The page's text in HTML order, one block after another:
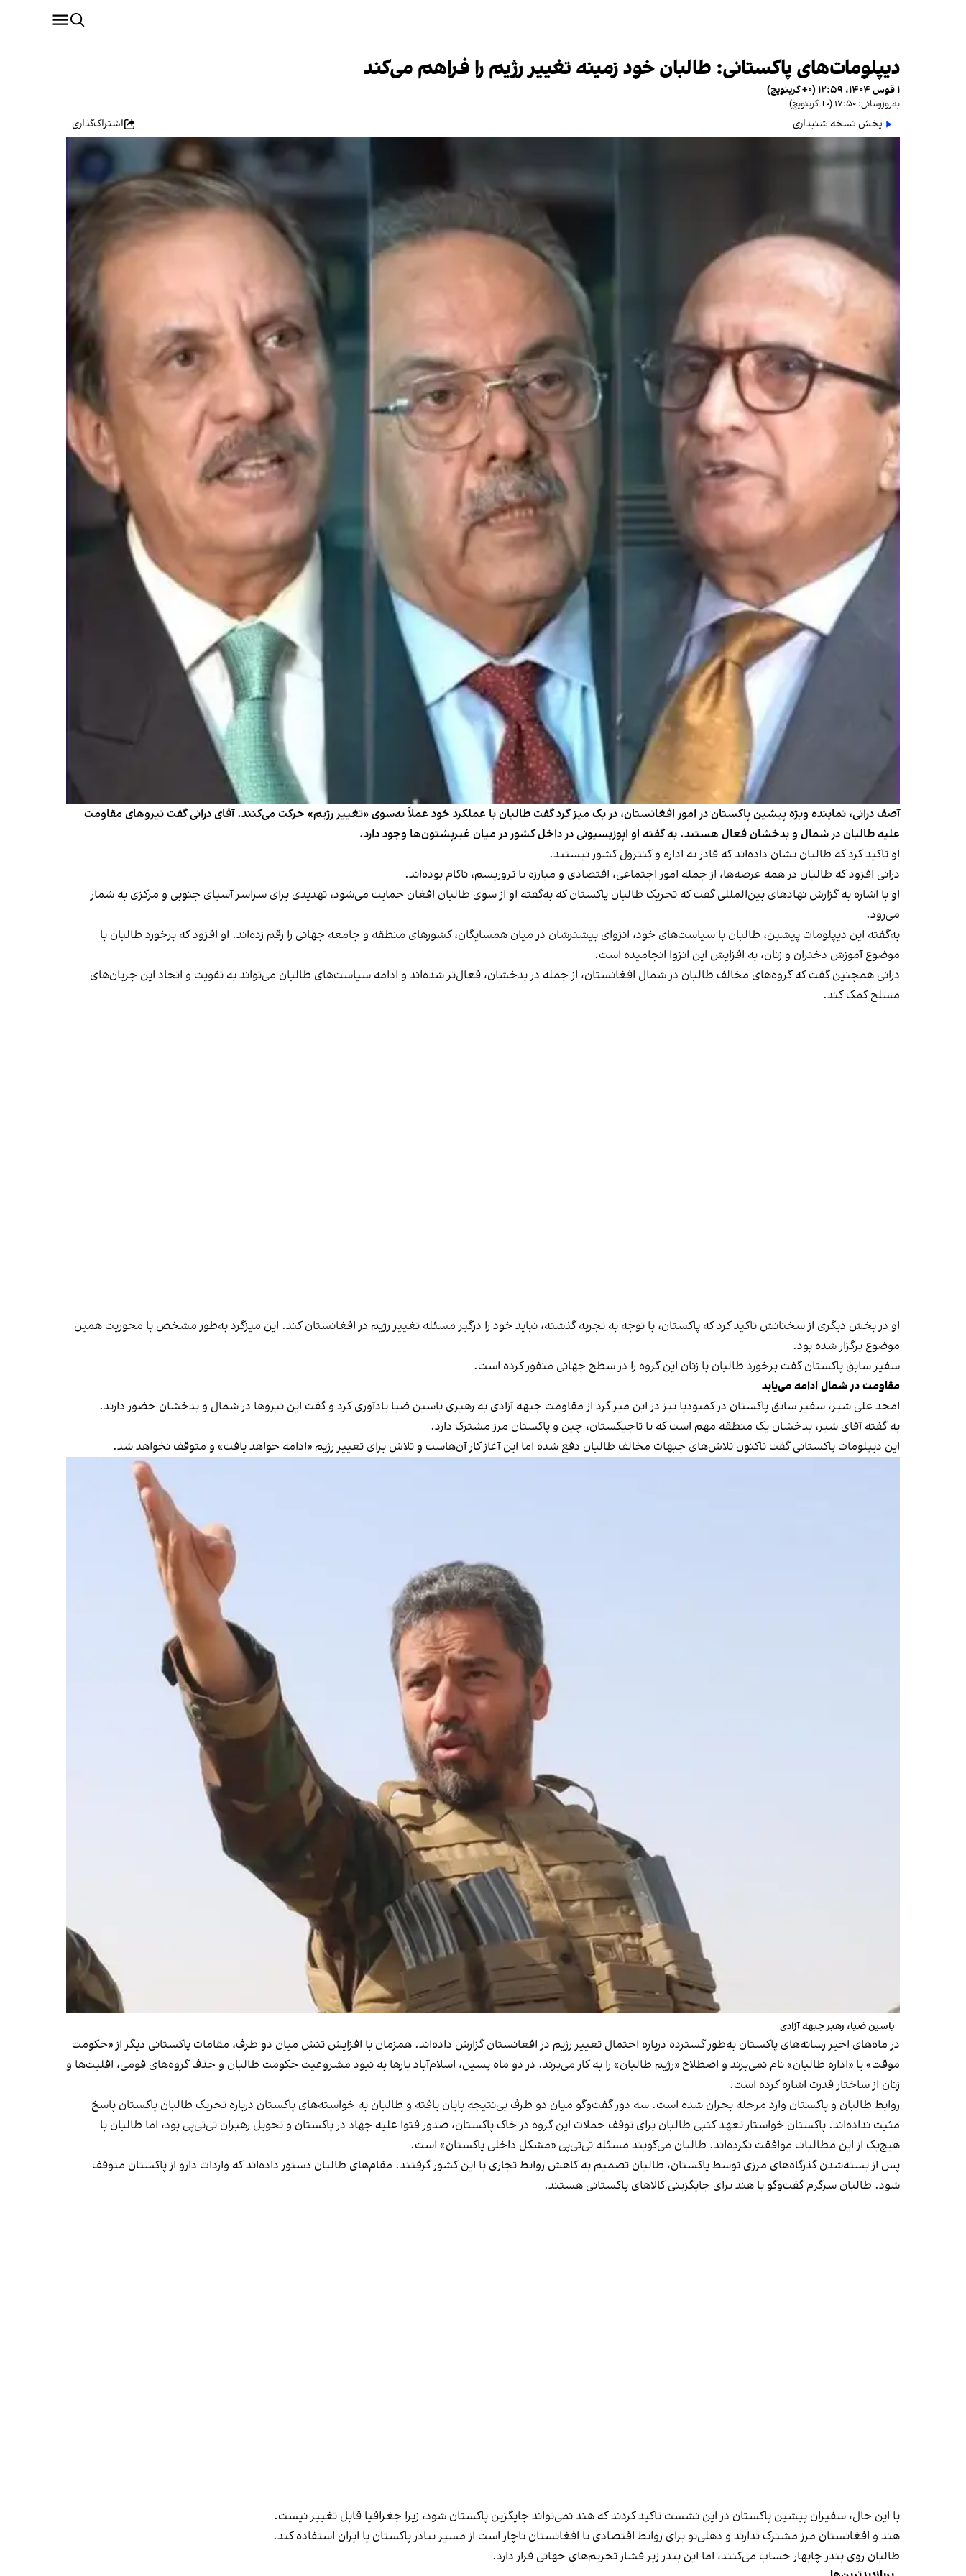
دیپلومات‌های پاکستانی: طالبان خود زمینه تغییر رژیم را فراهم می‌کند
۱ قوس ۱۴۰۴، ۱۲:۵۹ (‎+۰ گرینویچ)
به‌روزرسانی: ۱۷:۵۰ (‎+۰ گرینویچ)
پخش نسخه شنیداری اشتراک‌گذاری
آصف درانی، نماینده ویژه پیشین پاکستان در امور افغانستان، در یک میز گرد گفت طالبان با عملکرد خود عملاً به‌سوی «تغییر رژیم» حرکت می‌کنند. آقای درانی گفت نیروهای مقاومت
علیه طالبان در شمال و بدخشان فعال هستند. به گفته او اپوزیسیونی در داخل کشور در میان غیرپشتون‌ها وجود دارد.
او تاکید کرد که طالبان نشان داده‌اند که قادر به اداره و کنترول کشور نیستند.
درانی افزود که طالبان در همه عرصه‌ها، از جمله امور اجتماعی، اقتصادی و مبارزه با تروریسم، ناکام بوده‌اند.
او با اشاره به گزارش نهادهای بین‌المللی گفت که تحریک طالبان پاکستان که به‌گفته او از سوی طالبان افغان حمایت می‌شود، تهدیدی برای سراسر آسیای جنوبی و مرکزی به شمار
می‌رود.
به‌گفته این دیپلومات پیشین، طالبان با سیاست‌های خود، انزوای بیشترشان در میان همسایگان، کشورهای منطقه و جامعه جهانی را رقم زده‌اند. او افزود که برخورد طالبان با
موضوع آموزش دختران و زنان، به افزایش این انزوا انجامیده است.
درانی همچنین گفت که گروه‌های مخالف طالبان در شمال افغانستان، از جمله در بدخشان، فعال‌تر شده‌اند و ادامه سیاست‌های طالبان می‌تواند به تقویت و اتحاد این جریان‌های
مسلح کمک کند.
او در بخش دیگری از سخنانش تاکید کرد که پاکستان، با توجه به تجربه گذشته، نباید خود را درگیر مسئله تغییر رژیم در افغانستان کند. این میزگرد به‌طور مشخص با محوریت همین
موضوع برگزار شده بود.
سفیر سابق پاکستان گفت برخورد طالبان با زنان این گروه را در سطح جهانی منفور کرده است.
مقاومت در شمال ادامه می‌یابد
امجد علی شیر، سفیر سابق پاکستان در کمبودیا نیز در این میز گرد از مقاومت جبهه آزادی به رهبری یاسین ضیا یادآوری کرد و گفت این نیروها در شمال و بدخشان حضور دارند.
به گفته آقای شیر، بدخشان یک منطقه مهم است که با تاجیکستان، چین و پاکستان مرز مشترک دارد.
این دیپلومات پاکستانی گفت تاکنون تلاش‌های جبهات مخالف طالبان دفع شده اما این آغاز کار آن‌هاست و تلاش برای تغییر رژیم «ادامه خواهد یافت» و متوقف نخواهد شد.
یاسین ضیا، رهبر جبهه آزادی
در ماه‌های اخیر رسانه‌های پاکستان به‌طور گسترده درباره احتمال تغییر رژیم در افغانستان گزارش داده‌اند. همزمان با افزایش تنش میان دو طرف، مقامات پاکستانی دیگر از «حکومت
موقت» یا «اداره طالبان» نام نمی‌برند و اصطلاح «رژیم طالبان» را به کار می‌برند. در دو ماه پسین، اسلام‌آباد بارها به نبود مشروعیت حکومت طالبان و حذف گروه‌های قومی، اقلیت‌ها و
زنان از ساختار قدرت اشاره کرده است.
روابط طالبان و پاکستان وارد مرحله بحران شده است. سه دور گفت‌وگو میان دو طرف بی‌نتیجه پایان یافته و طالبان به خواسته‌های پاکستان درباره تحریک طالبان پاکستان پاسخ
مثبت نداده‌اند. پاکستان خواستار تعهد کتبی طالبان برای توقف حملات این گروه در خاک پاکستان، صدور فتوا علیه جهاد در پاکستان و تحویل رهبران تی‌تی‌پی بود، اما طالبان با
هیچ‌یک از این مطالبات موافقت نکرده‌اند. طالبان می‌گویند مسئله تی‌تی‌پی «مشکل داخلی پاکستان» است.
پس از بسته‌شدن گذرگاه‌های مرزی توسط پاکستان، طالبان تصمیم به کاهش روابط تجاری با این کشور گرفتند. مقام‌های طالبان دستور داده‌اند که واردات دارو از پاکستان متوقف
شود. طالبان سرگرم گفت‌وگو با هند برای جایگزینی کالاهای پاکستانی هستند.
با این حال، سفیران پیشین پاکستان در این نشست تاکید کردند که هند نمی‌تواند جایگزین پاکستان شود، زیرا جغرافیا قابل تغییر نیست.
هند و افغانستان مرز مشترک ندارند و دهلی‌نو برای روابط اقتصادی با افغانستان ناچار است از مسیر بنادر پاکستان یا ایران استفاده کند.
طالبان روی بندر چابهار حساب می‌کنند، اما این بندر زیر فشار تحریم‌های جهانی قرار دارد.